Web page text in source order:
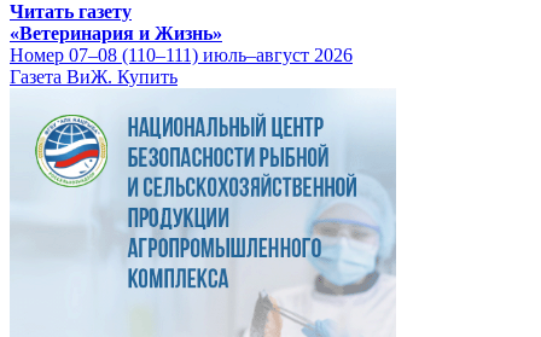
Читать газету
«Ветеринария и Жизнь»
Номер 07–08 (110–111) июль–август 2026
Газета ВиЖ. Купить